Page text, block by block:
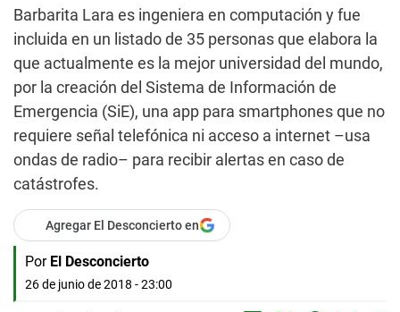
Barbarita Lara es ingeniera en computación y fue
incluida en un listado de 35 personas que elabora la
que actualmente es la mejor universidad del mundo,
por la creación del Sistema de Información de
Emergencia (SiE), una app para smartphones que no
requiere señal telefónica ni acceso a internet –usa
ondas de radio– para recibir alertas en caso de
catástrofes.
Agregar El Desconcierto en
Por El Desconcierto
26 de junio de 2018 - 23:00